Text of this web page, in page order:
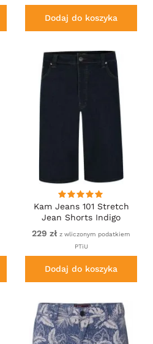
Dodaj do koszyka
Kam Jeans 101 Stretch
Jean Shorts Indigo
229 zł z wliczonym podatkiem
PTiU
Dodaj do koszyka